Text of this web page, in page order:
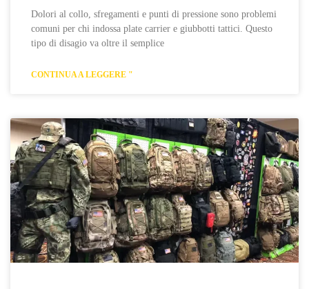
Dolori al collo, sfregamenti e punti di pressione sono problemi
comuni per chi indossa plate carrier e giubbotti tattici. Questo
tipo di disagio va oltre il semplice
CONTINUA A LEGGERE "